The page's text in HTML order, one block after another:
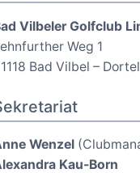
Vilbeler Golfclub
Weg 1
Bad Vilbel –
Wenzel
Kau-Born